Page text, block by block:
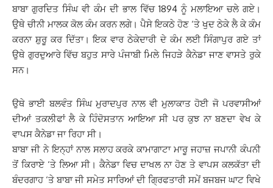
ਬਾਬਾ ਗੁਰਦਿਤ ਸਿੰਘ ਵੀ ਕੰਮ ਦੀ ਭਾਲ ਵਿੱਚ 1894 ਨੂੰ ਮਲਾਇਆ ਚਲੇ ਗਏ।
ਉਥੇ ਚੀਨੀ ਮਾਲਕ ਕੋਲ ਕੰਮ ਕਰਨ ਲਗੇ। ਪੈਸੇ ਇਕਠੇ ਹੋਣ ‘ਤੇ ਖੁਦ ਠੇਕੇ ਲੈ ਕੇ ਕੰਮ
ਕਰਨਾ ਸ਼ੁਰੂ ਕਰ ਦਿੱਤਾ। ਇਕ ਵਾਰ ਠੇਕੇਦਾਰੀ ਦੇ ਕੰਮ ਲਈ ਸਿੰਗਾਪੁਰ ਗਏ ਤਾਂ
ਉਥੇ ਗੁਰਦੁਆਰੇ ਵਿੱਚ ਬਹੁਤ ਸਾਰੇ ਪੰਜਾਬੀ ਮਿਲੇ ਜਿਹੜੇ ਕੈਨੇਡਾ ਜਾਣ ਵਾਸਤੇ ਰੁਕੇ
ਸਨ।
ਉਥੇ ਭਾਈ ਬਲਵੰਤ ਸਿੰਘ ਮੁਰਾਦਪੁਰ ਨਾਲ ਵੀ ਮੁਲਾਕਾਤ ਹੋਈ ਜੋ ਪਰਵਾਸੀਆਂ
ਦੀਆਂ ਤਕਲੀਫਾਂ ਲੈ ਕੇ ਹਿੰਦੋਸਤਾਨ ਆਇਆ ਸੀ ਪਰ ਕੁਝ ਨਾ ਬਣਦਾ ਵੇਖ ਕੇ
ਵਾਪਸ ਕੈਨੇਡਾ ਜਾ ਰਿਹਾ ਸੀ।
ਬਾਬਾ ਜੀ ਨੇ ਇਨ੍ਹਾਂ ਨਾਲ ਸਲਾਹ ਕਰਕੇ ਕਾਮਾਗਾਟਾ ਮਾਰੂ ਜਹਾਜ਼ ਜਪਾਨੀ ਕੰਪਨੀ
ਤੋਂ ਕਿਰਾਏ ‘ਤੇ ਲਿਆ ਸੀ। ਕੈਨੇਡਾ ਵਿਚ ਦਾਖਲ ਨਾ ਹੋਣ ਤੇ ਵਾਪਸ ਕਲਕੱਤਾ ਦੀ
ਬੰਦਰਗਾਹ ‘ਤੇ ਬਾਬਾ ਜੀ ਸਮੇਤ ਸਾਰਿਆਂ ਦੀ ਗ੍ਰਿਫਤਾਰੀ ਸਮੇਂ ਬਜਬਜ ਘਾਟ ਵਿਖੇ